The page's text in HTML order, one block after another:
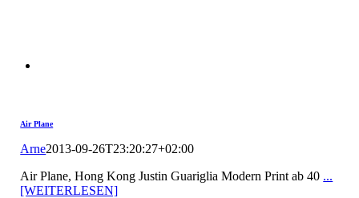
Air Plane
Arne2013-09-26T23:20:27+02:00
Air Plane, Hong Kong Justin Guariglia Modern Print ab 40 ...
[WEITERLESEN]